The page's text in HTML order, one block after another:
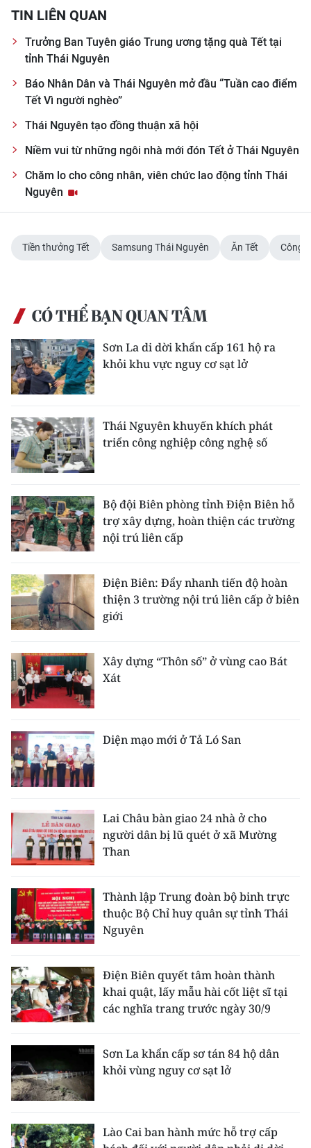
TIN LIÊN QUAN
Trưởng Ban Tuyên giáo Trung ương tặng quà Tết tại
tỉnh Thái Nguyên
Báo Nhân Dân và Thái Nguyên mở đầu “Tuần cao điểm
Tết Vì người nghèo”
Thái Nguyên tạo đồng thuận xã hội
Niềm vui từ những ngôi nhà mới đón Tết ở Thái Nguyên
Chăm lo cho công nhân, viên chức lao động tỉnh Thái
Nguyên
Tiền thưởng Tết Samsung Thái Nguyên Ăn Tết Công
CÓ THỂ BẠN QUAN TÂM
Sơn La di dời khẩn cấp 161 hộ ra
khỏi khu vực nguy cơ sạt lở
Thái Nguyên khuyến khích phát
triển công nghiệp công nghệ số
Bộ đội Biên phòng tỉnh Điện Biên hỗ
trợ xây dựng, hoàn thiện các trường
nội trú liên cấp
Điện Biên: Đẩy nhanh tiến độ hoàn
thiện 3 trường nội trú liên cấp ở biên
giới
Xây dựng “Thôn số” ở vùng cao Bát
Xát
Diện mạo mới ở Tả Ló San
Lai Châu bàn giao 24 nhà ở cho
người dân bị lũ quét ở xã Mường
Than
Thành lập Trung đoàn bộ binh trực
thuộc Bộ Chỉ huy quân sự tỉnh Thái
Nguyên
Điện Biên quyết tâm hoàn thành
khai quật, lấy mẫu hài cốt liệt sĩ tại
các nghĩa trang trước ngày 30/9
Sơn La khẩn cấp sơ tán 84 hộ dân
khỏi vùng nguy cơ sạt lở
Lào Cai ban hành mức hỗ trợ cấp